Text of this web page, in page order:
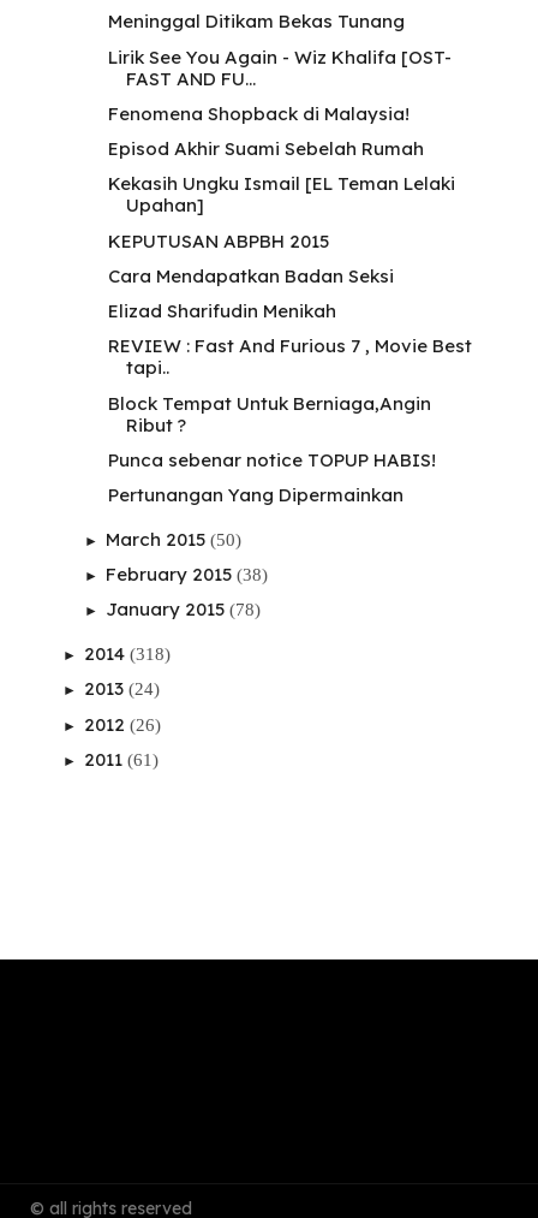
Meninggal Ditikam Bekas Tunang
Lirik See You Again - Wiz Khalifa [OST-
FAST AND FU...
Fenomena Shopback di Malaysia!
Episod Akhir Suami Sebelah Rumah
Kekasih Ungku Ismail [EL Teman Lelaki
Upahan]
KEPUTUSAN ABPBH 2015
Cara Mendapatkan Badan Seksi
Elizad Sharifudin Menikah
REVIEW : Fast And Furious 7 , Movie Best
tapi..
Block Tempat Untuk Berniaga,Angin
Ribut ?
Punca sebenar notice TOPUP HABIS!
Pertunangan Yang Dipermainkan
► March 2015 (50)
► February 2015 (38)
► January 2015 (78)
► 2014 (318)
► 2013 (24)
► 2012 (26)
► 2011 (61)
© all rights reserved